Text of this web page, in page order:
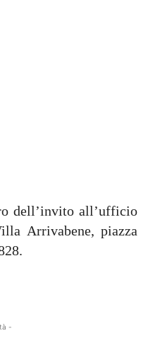
dell’invito all’ufficio
Arrivabene, piazza
-